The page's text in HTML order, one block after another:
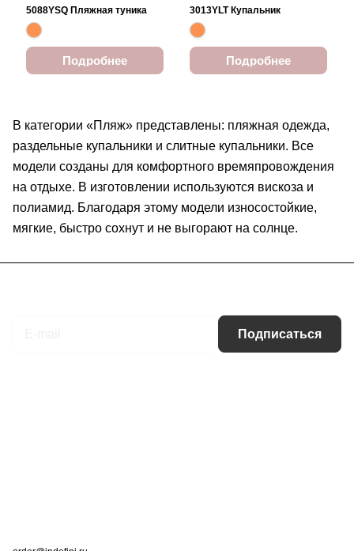
5088YSQ Пляжная туника
Подробнее
3013YLT Купальник
Подробнее
В категории «Пляж» представлены: пляжная одежда,
раздельные купальники и слитные купальники. Все
модели созданы для комфортного времяпровождения
на отдыхе. В изготовлении используются вискоза и
полиамид. Благодаря этому модели износостойкие,
мягкие, быстро сохнут и не выгорают на солнце.
Подписаться